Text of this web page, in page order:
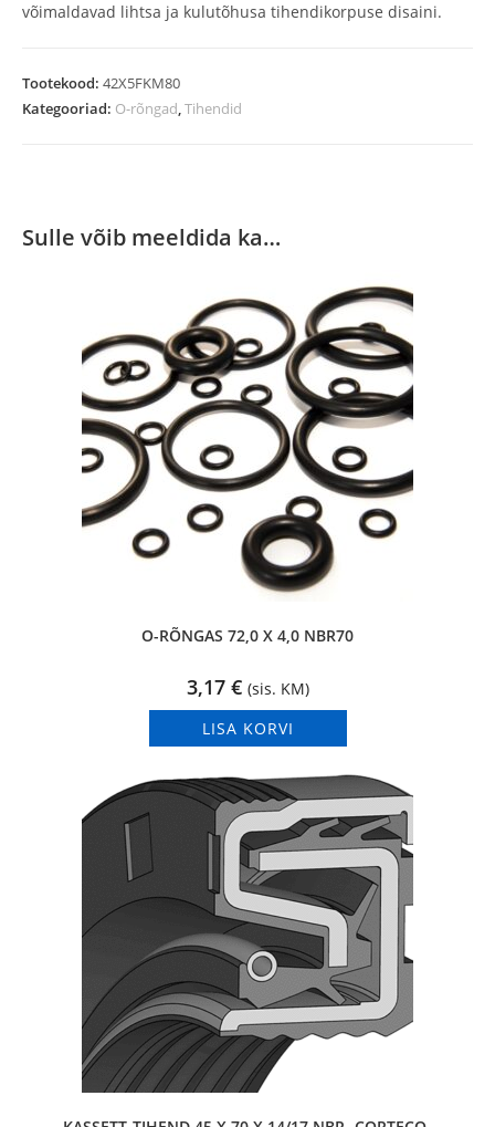
võimaldavad lihtsa ja kulutõhusa tihendikorpuse disaini.
Tootekood: 42X5FKM80
Kategooriad: O-rõngad,Tihendid
Sulle võib meeldida ka…
O-RÕNGAS 72,0 X 4,0 NBR70
3,17 € (sis. KM)
LISA KORVI